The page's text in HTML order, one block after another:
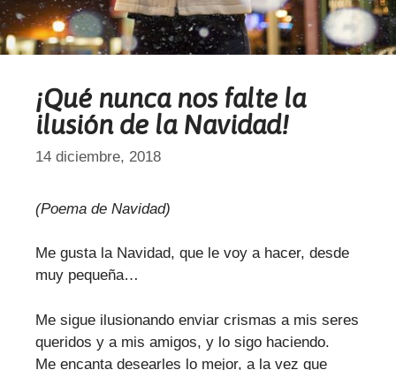
¡Qué nunca nos falte la
ilusión de la Navidad!
14 diciembre, 2018
(Poema de Navidad)
Me gusta la Navidad, que le voy a hacer, desde
muy pequeña…
Me sigue ilusionando enviar crismas a mis seres
queridos y a mis amigos, y lo sigo haciendo.
Me encanta desearles lo mejor, a la vez que